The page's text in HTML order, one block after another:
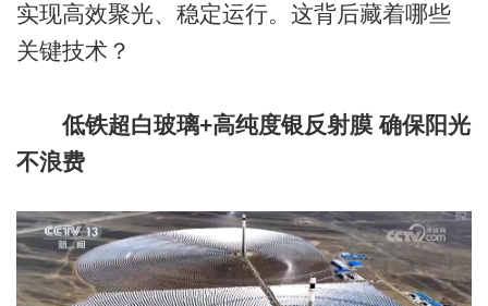
实现高效聚光、稳定运行。这背后藏着哪些
关键技术？
低铁超白玻璃+高纯度银反射膜 确保阳光
不浪费